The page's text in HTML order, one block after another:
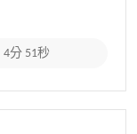
4分 51秒